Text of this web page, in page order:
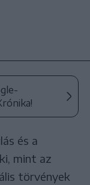
és a
mint az
törvények